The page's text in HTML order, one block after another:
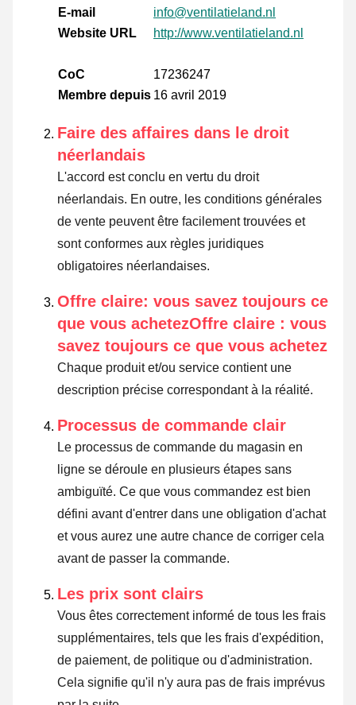
E-mail
info@ventilatieland.nl
Website URL
http://www.ventilatieland.nl
CoC
17236247
Membre depuis 16 avril 2019
Faire des affaires dans le droit
néerlandais
L'accord est conclu en vertu du droit
néerlandais. En outre, les conditions générales
de vente peuvent être facilement trouvées et
sont conformes aux règles juridiques
obligatoires néerlandaises.
Offre claire: vous savez toujours ce
que vous achetezOffre claire : vous
savez toujours ce que vous achetez
Chaque produit et/ou service contient une
description précise correspondant à la réalité.
Processus de commande clair
Le processus de commande du magasin en
ligne se déroule en plusieurs étapes sans
ambiguïté. Ce que vous commandez est bien
défini avant d'entrer dans une obligation d'achat
et vous aurez une autre chance de corriger cela
avant de passer la commande.
Les prix sont clairs
Vous êtes correctement informé de tous les frais
supplémentaires, tels que les frais d'expédition,
de paiement, de politique ou d'administration.
Cela signifie qu'il n'y aura pas de frais imprévus